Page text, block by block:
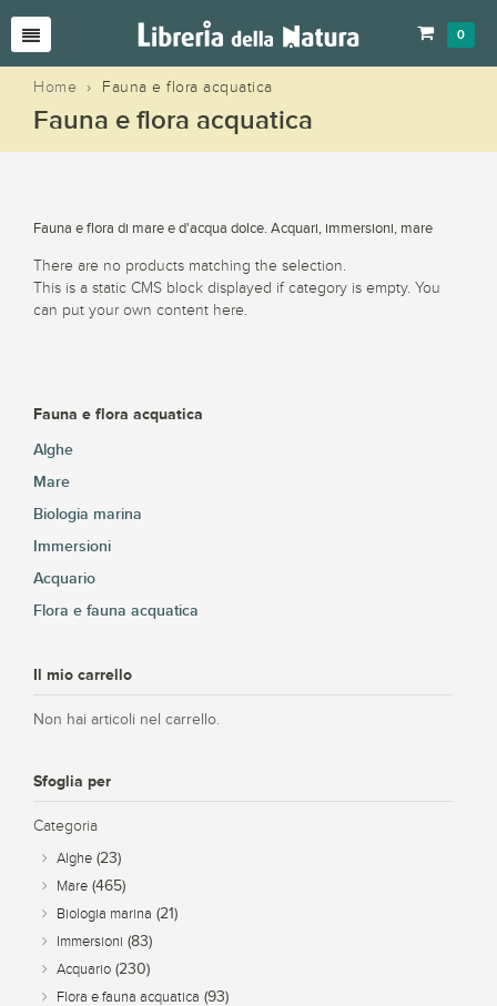
0
Home › Fauna e flora acquatica
Fauna e flora acquatica
Fauna e flora di mare e d'acqua dolce. Acquari, immersioni, mare
There are no products matching the selection.
This is a static CMS block displayed if category is empty. You
can put your own content here.
Fauna e flora acquatica
Alghe
Mare
Biologia marina
Immersioni
Acquario
Flora e fauna acquatica
Il mio carrello
Non hai articoli nel carrello.
Sfoglia per
Categoria
Alghe (23)
Mare (465)
Biologia marina (21)
Immersioni (83)
Acquario (230)
Flora e fauna acquatica (93)